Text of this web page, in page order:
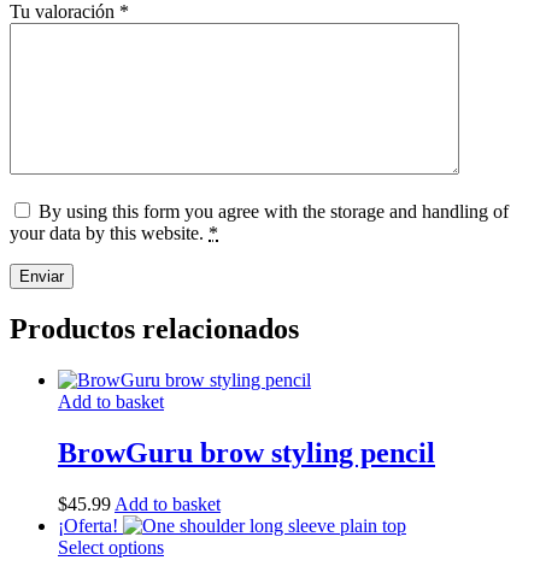
Tu valoración *
By using this form you agree with the storage and handling of
your data by this website. *
Productos relacionados
Add to basket
BrowGuru brow styling pencil
$45.99 Add to basket
¡Oferta!
Select options